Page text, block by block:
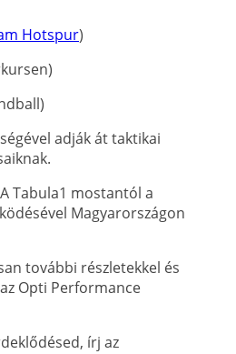
Hotspur)
adják át taktikai
A Tabula1 mostantól a
Magyarországon
további részletekkel és
Opti Performance
írj az